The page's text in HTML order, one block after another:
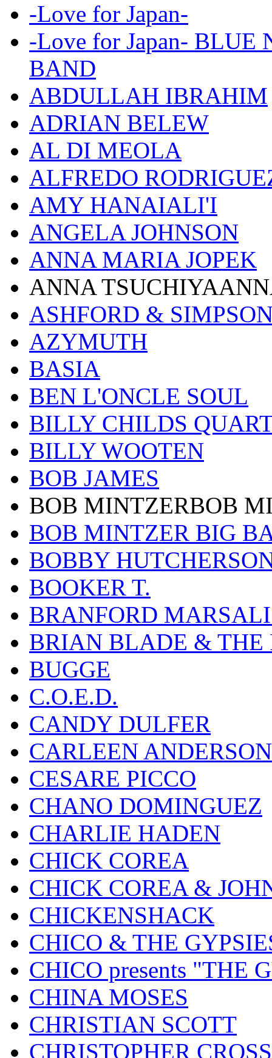
-Love for Japan-
-Love for Japan- BLUE
BAND
ABDULLAH IBRAHIM
ADRIAN BELEW
AL DI MEOLA
ALFREDO
AMY HANAIALI'I
ANGELA JOHNSON
ANNA MARIA JOPEK
ANNA
ASHFORD &
AZYMUTH
BASIA
BEN L'ONCLE SOUL
BILLY CHILDS
BILLY WOOTEN
BOB JAMES
BOB MINTZERBOB
BOB MINTZER BIG
BOBBY
BOOKER T.
BRANFORD
BRIAN BLADE & THE
BUGGE
C.O.E.D.
CANDY DULFER
CARLEEN ANDERSON
CESARE PICCO
CHANO DOMINGUEZ
CHARLIE HADEN
CHICK COREA
CHICK COREA &
CHICKENSHACK
CHICO & THE
CHICO presents "THE
CHINA MOSES
CHRISTIAN SCOTT
CHRISTOPHER CROSS